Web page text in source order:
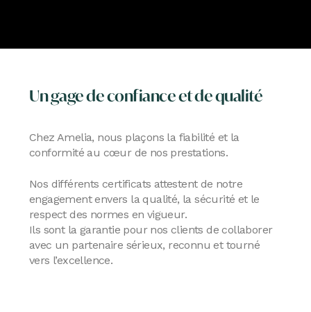
Un gage de confiance et de qualité
Chez Amelia, nous plaçons la fiabilité et la
conformité au cœur de nos prestations.
Nos différents certificats attestent de notre
engagement envers la qualité, la sécurité et le
respect des normes en vigueur.
Ils sont la garantie pour nos clients de collaborer
avec un partenaire sérieux, reconnu et tourné
vers l’excellence.